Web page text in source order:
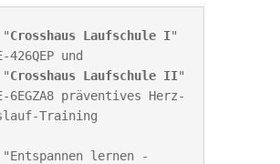
"Crosshaus Laufschule I
426QEP und
"Crosshaus Laufschule II
6EGZA8 präventives Herz-
Training
"Entspannen lernen -